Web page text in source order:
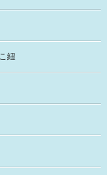
紐